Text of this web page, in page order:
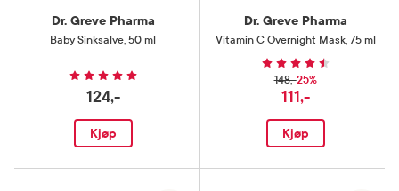
Dr. Greve Pharma
Baby Sinksalve, 50 ml
124,-
Kjøp
Dr. Greve Pharma
Vitamin C Overnight Mask, 75 ml
148,-25%
111,-
Kjøp